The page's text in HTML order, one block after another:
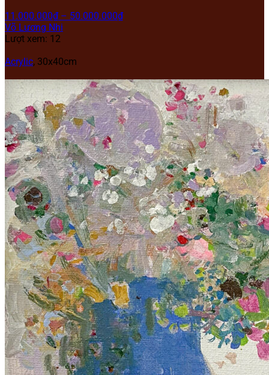
11.000.000₫ – 50.000.000₫
Võ Lương Nhi
Lượt xem: 12
Acrylic, 30x40cm